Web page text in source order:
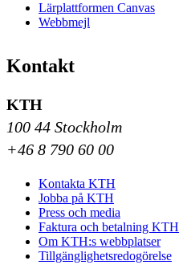
Lärplattformen Canvas
Webbmejl
Kontakt
KTH
100 44 Stockholm
+46 8 790 60 00
Kontakta KTH
Jobba på KTH
Press och media
Faktura och betalning KTH
Om KTH:s webbplatser
Tillgänglighetsredogörelse